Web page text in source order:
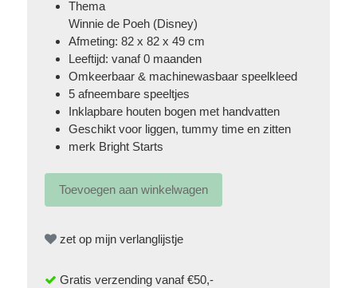
Thema
Winnie de Poeh (Disney)
Afmeting: 82 x 82 x 49 cm
Leeftijd: vanaf 0 maanden
Omkeerbaar & machinewasbaar speelkleed
5 afneembare speeltjes
Inklapbare houten bogen met handvatten
Geschikt voor liggen, tummy time en zitten
merk Bright Starts
zet op mijn verlanglijstje
Gratis verzending vanaf €50,-